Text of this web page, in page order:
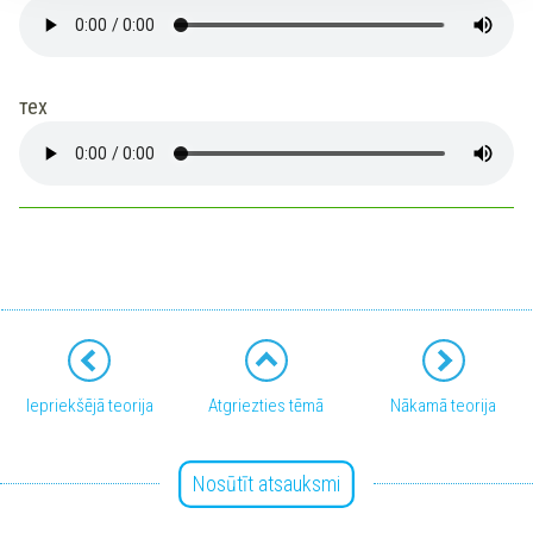
тех
Iepriekšējā teorija Atgriezties tēmā Nākamā teorija
Nosūtīt atsauksmi